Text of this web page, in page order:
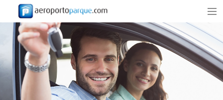
TARIFAS
SOBRE NÓS
AGÊNCIAS E EMPRESAS